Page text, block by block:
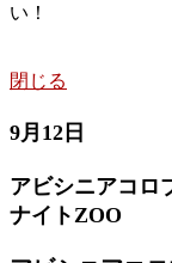
い！
閉じる
9月12日
アビシニアコロ
ナイトZOO